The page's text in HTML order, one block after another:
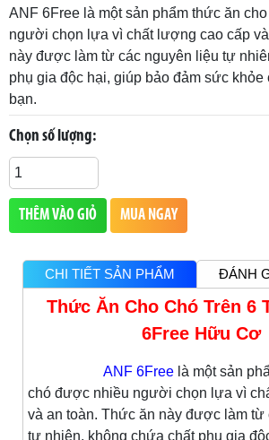
ANF 6Free là một sản phẩm thức ăn
người chọn lựa vì chất lượng cao cấp
này được làm từ các nguyên liệu tự
phụ gia độc hại, giúp bảo đảm sức khỏe
bạn.
Chọn số lượng:
THÊM VÀO GIỎ MUA NGAY
CHI TIẾT SẢN PHẨM ĐÁNH
Thức Ăn Cho Chó Trên 6
6Free Hữu Cơ
ANF 6Free là một sản
chó được nhiều người chọn lựa vì
và an toàn. Thức ăn này được làm từ
tự nhiên, không chứa chất phụ gia